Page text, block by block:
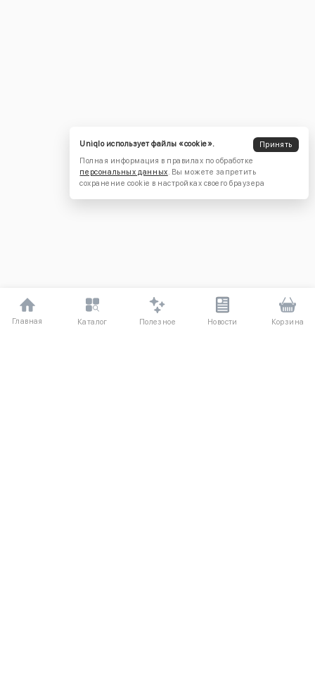
Главная Каталог Полезное Новости Корзина
Uniqlo использует файлы «cookie».
Принять
Полная информация в правилах по обработке
персональных данных. Вы можете запретить
сохранение cookie в настройках своего браузера